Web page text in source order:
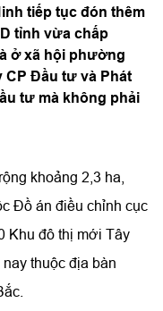
tiếp tục đón thêm
tỉnh vừa chấp
ở xã hội phường
CP Đầu tư và Phát
tư mà không phải
khoảng 2,3 ha,
Đồ án điều chỉnh cục
Khu đô thị mới Tây
thuộc địa bàn